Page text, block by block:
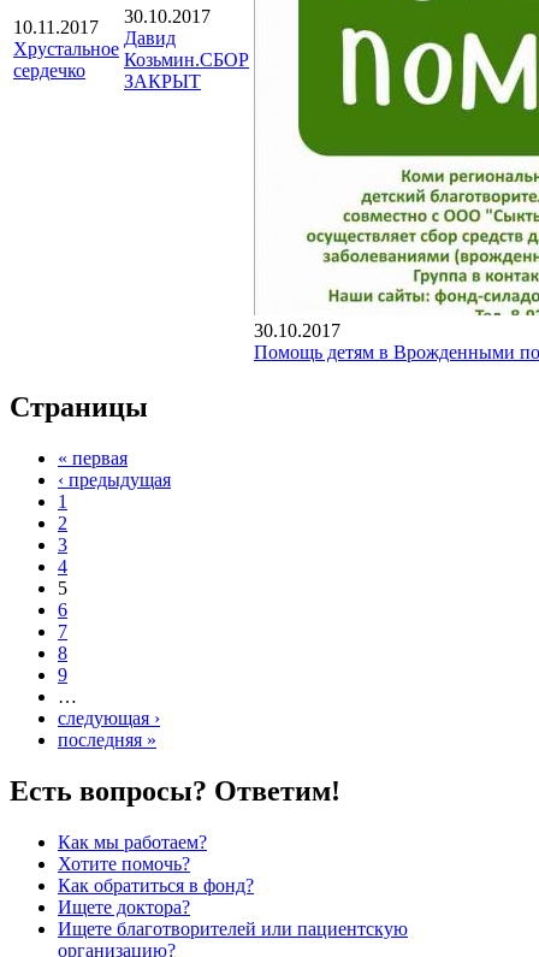
10.11.2017
Хрустальное
сердечко
30.10.2017
Давид
Козьмин.СБОР
ЗАКРЫТ
30.10.2017
Помощь детям в Врожденными
Страницы
« первая
‹ предыдущая
1
2
3
4
5
6
7
8
9
…
следующая ›
последняя »
Есть вопросы? Ответим!
Как мы работаем?
Хотите помочь?
Как обратиться в фонд?
Ищете доктора?
Ищете благотворителей или пациентскую
организацию?